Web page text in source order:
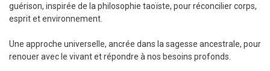
guérison, inspirée de la philosophie taoïste, pour réconcilier corps,
esprit et environnement.
Une approche universelle, ancrée dans la sagesse ancestrale, pour
renouer avec le vivant et répondre à nos besoins profonds.